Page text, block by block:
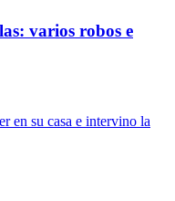
varios robos e